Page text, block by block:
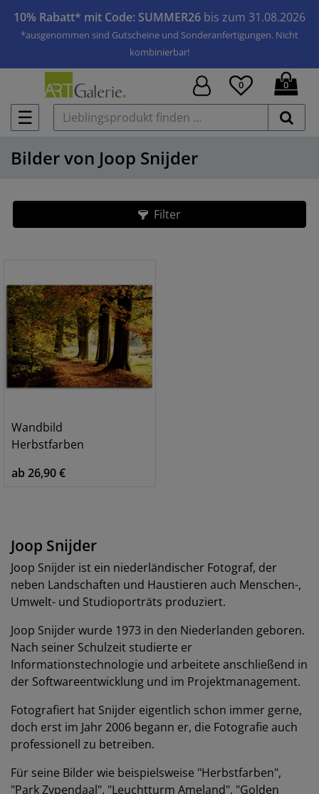
10% Rabatt* mit Code: SUMMER26 bis zum 31.08.2026
*ausgenommen sind Gutscheine und Sonderanfertigungen. Nicht
kombinierbar!
☰
0 0
Bilder von Joop Snijder
Filter
Wandbild
Herbstfarben
ab 26,90 €
Joop Snijder
Joop Snijder ist ein niederländischer Fotograf, der
neben Landschaften und Haustieren auch Menschen-,
Umwelt- und Studioporträts produziert.
Joop Snijder wurde 1973 in den Niederlanden geboren.
Nach seiner Schulzeit studierte er
Informationstechnologie und arbeitete anschließend in
der Softwareentwicklung und im Projektmanagement.
Fotografiert hat Snijder eigentlich schon immer gerne,
doch erst im Jahr 2006 begann er, die Fotografie auch
professionell zu betreiben.
Für seine Bilder wie beispielsweise "Herbstfarben",
"Park Zypendaal", "Leuchtturm Ameland", "Golden